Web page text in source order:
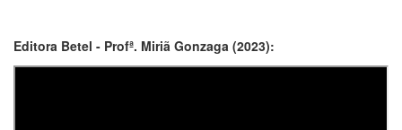
Editora Betel - Profª. Miriã Gonzaga (2023):